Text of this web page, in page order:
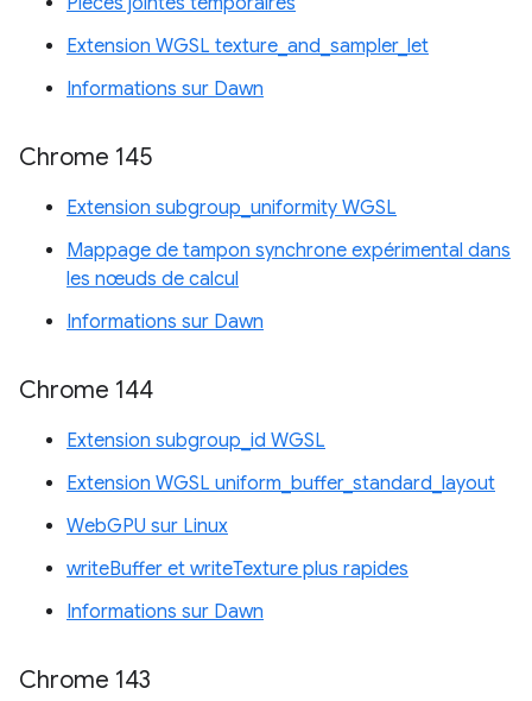
Extension WGSL texture_and_sampler_let
Informations sur Dawn
Chrome 145
Extension subgroup_uniformity WGSL
Mappage de tampon synchrone expérimental dans
les nœuds de calcul
Informations sur Dawn
Chrome 144
Extension subgroup_id WGSL
Extension WGSL uniform_buffer_standard_layout
WebGPU sur Linux
writeBuffer et writeTexture plus rapides
Informations sur Dawn
Chrome 143